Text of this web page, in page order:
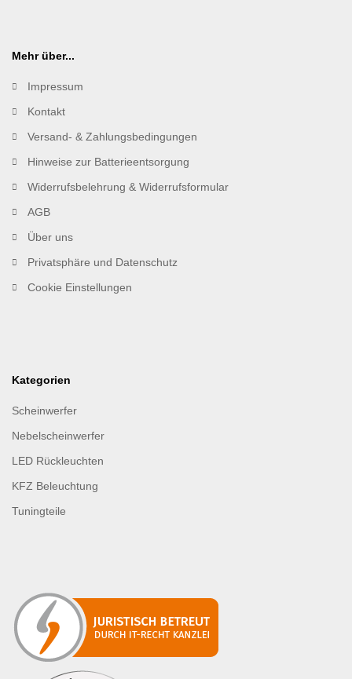
Mehr über...
Impressum
Kontakt
Versand- & Zahlungsbedingungen
Hinweise zur Batterieentsorgung
Widerrufsbelehrung & Widerrufsformular
AGB
Über uns
Privatsphäre und Datenschutz
Cookie Einstellungen
Kategorien
Scheinwerfer
Nebelscheinwerfer
LED Rückleuchten
KFZ Beleuchtung
Tuningteile